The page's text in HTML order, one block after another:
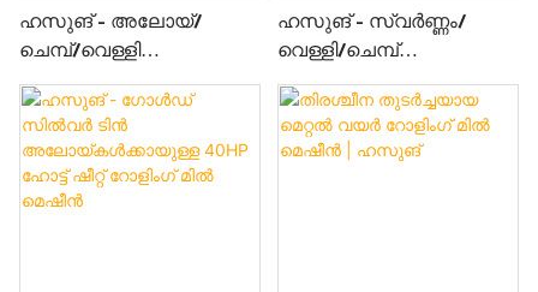
ഹസുങ് - അലോയ്/
ചെമ്പ്/വെള്ളി
എന്നിവയ്‌ക്കുള്ള ഉയർന്ന
നിലവാരമുള്ള ടങ്സ്റ്റൺ
സ്റ്റീൽ റോളിംഗ് മിൽ
ഹസുങ് - സ്വർണ്ണം/
വെള്ളി/ചെമ്പ്
എന്നിവയ്ക്കായി 10mm
മുതൽ 0.1mm വരെ
റോളിംഗ് ഉള്ള ഡബിൾ
ഹെഡ് വയർ റോളിംഗ്